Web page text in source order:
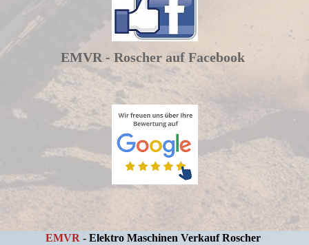
EMVR - Roscher auf Facebook
EMVR - Elektro Maschinen Verkauf Roscher